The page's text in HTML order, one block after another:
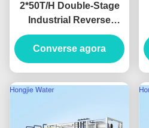
2*50T/H Double-Stage
Industrial Reverse
Osmosis Water System
Produced For Ultrapure
Water
Converse agora